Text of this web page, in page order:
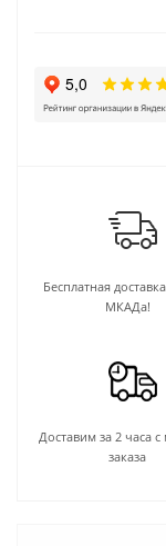
Бесплатная
МКАДа!
Доставим за 2 часа
заказа